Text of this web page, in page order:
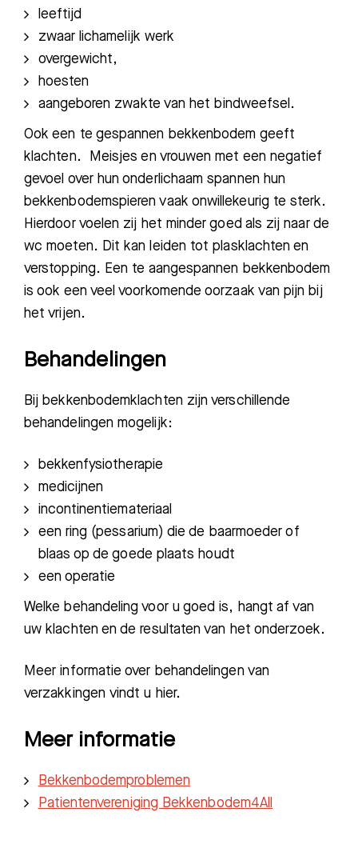
Meest gezocht:
Afspraak maken
Afdelingen
leeftijd
zwaar lichamelijk werk
overgewicht,
hoesten
aangeboren zwakte van het bindweefsel.
Ook een te gespannen bekkenbodem geeft
klachten. Meisjes en vrouwen met een negatief
gevoel over hun onderlichaam spannen hun
bekkenbodemspieren vaak onwillekeurig te sterk.
Hierdoor voelen zij het minder goed als zij naar de
wc moeten. Dit kan leiden tot plasklachten en
verstopping. Een te aangespannen bekkenbodem
is ook een veel voorkomende oorzaak van pijn bij
het vrijen.
Behandelingen
Bij bekkenbodemklachten zijn verschillende
behandelingen mogelijk:
bekkenfysiotherapie
medicijnen
incontinentiemateriaal
een ring (pessarium) die de baarmoeder of
blaas op de goede plaats houdt
een operatie
Welke behandeling voor u goed is, hangt af van
uw klachten en de resultaten van het onderzoek.
Meer informatie over behandelingen van
verzakkingen vindt u hier.
Meer informatie
Bekkenbodemproblemen
Patientenvereniging Bekkenbodem4All